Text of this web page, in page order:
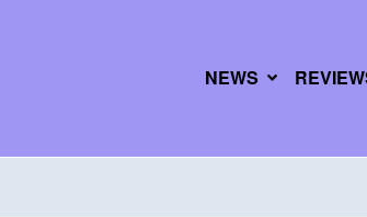
NEWS